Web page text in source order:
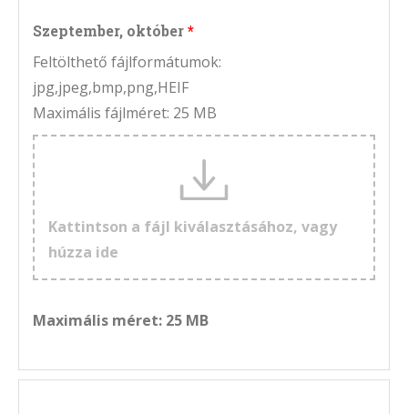
Szeptember, október
Feltölthető fájlformátumok:
jpg,jpeg,bmp,png,HEIF
Maximális fájlméret: 25 MB
Kattintson a fájl kiválasztásához, vagy
húzza ide
Maximális méret: 25 MB